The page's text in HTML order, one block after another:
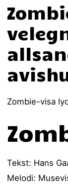
Zombie-visa
Tekst: Hans
Melodi: